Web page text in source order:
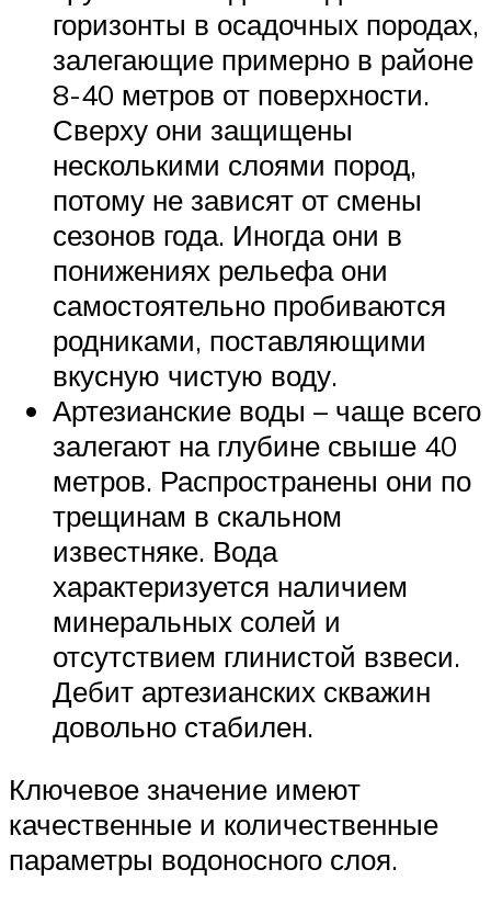
горизонты в осадочных породах,
залегающие примерно в районе
8-40 метров от поверхности.
Сверху они защищены
несколькими слоями пород,
потому не зависят от смены
сезонов года. Иногда они в
понижениях рельефа они
самостоятельно пробиваются
родниками, поставляющими
вкусную чистую воду.
Артезианские воды – чаще всего
залегают на глубине свыше 40
метров. Распространены они по
трещинам в скальном
известняке. Вода
характеризуется наличием
минеральных солей и
отсутствием глинистой взвеси.
Дебит артезианских скважин
довольно стабилен.
Ключевое значение имеют
качественные и количественные
параметры водоносного слоя.